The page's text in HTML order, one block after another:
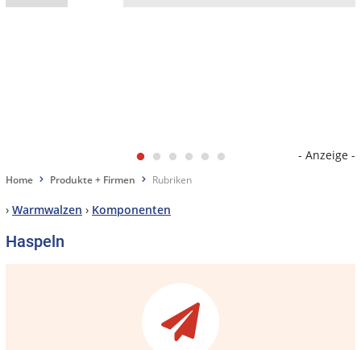
- Anzeige -
Home Produkte + Firmen Rubriken
› Warmwalzen › Komponenten
Haspeln